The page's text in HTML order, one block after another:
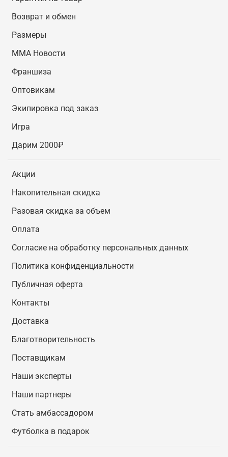
одежду для MMA. В каталоге представлены
начинающих и профессиональных спортсменов.
Речь идет как про элементы экипировки, так и
быстрая доставка оформленных на сайте покупок
по России.
Возврат и обмен
Размеры
MMA Новости
Франшиза
Оптовикам
Экипировка под заказ
Игра
Дарим 2000₽
Акции
Накопительная скидка
Разовая скидка за объем
Оплата
Согласие на обработку персональных данных
Политика конфиденциальности
Публичная оферта
Контакты
Доставка
Благотворительность
Поставщикам
Наши эксперты
Наши партнеры
Стать амбассадором
Футболка в подарок